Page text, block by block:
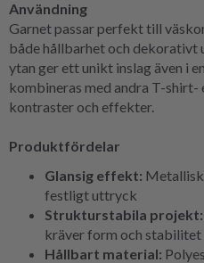
Användning
Garnet passar perfekt till
både hållbarhet och dekorativt
ytan ger ett unikt inslag även i
kombineras med andra T-
kontraster och effekter.
Produktfördelar
Glansig effekt:
festligt uttryck
Strukturstabila projekt:
kräver form och stabilitet
Hållbart material: